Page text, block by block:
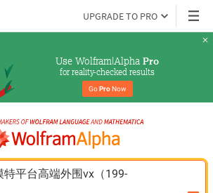
UPGRADE TO PRO
Use Wolfram|Alpha Pro
for reality-checked results
Go Pro Now
平台高端外围vx（199-